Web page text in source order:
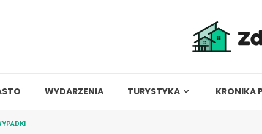
WYDARZENIA TURYSTYKA KRONIKA